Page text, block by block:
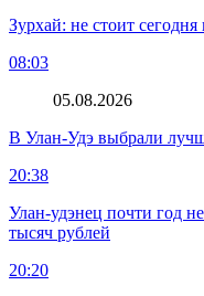
Зурхай: не стоит сегодня
08:03
05.08.2026
В Улан-Удэ выбрали
20:38
Улан-удэнец почти год
тысяч рублей
20:20